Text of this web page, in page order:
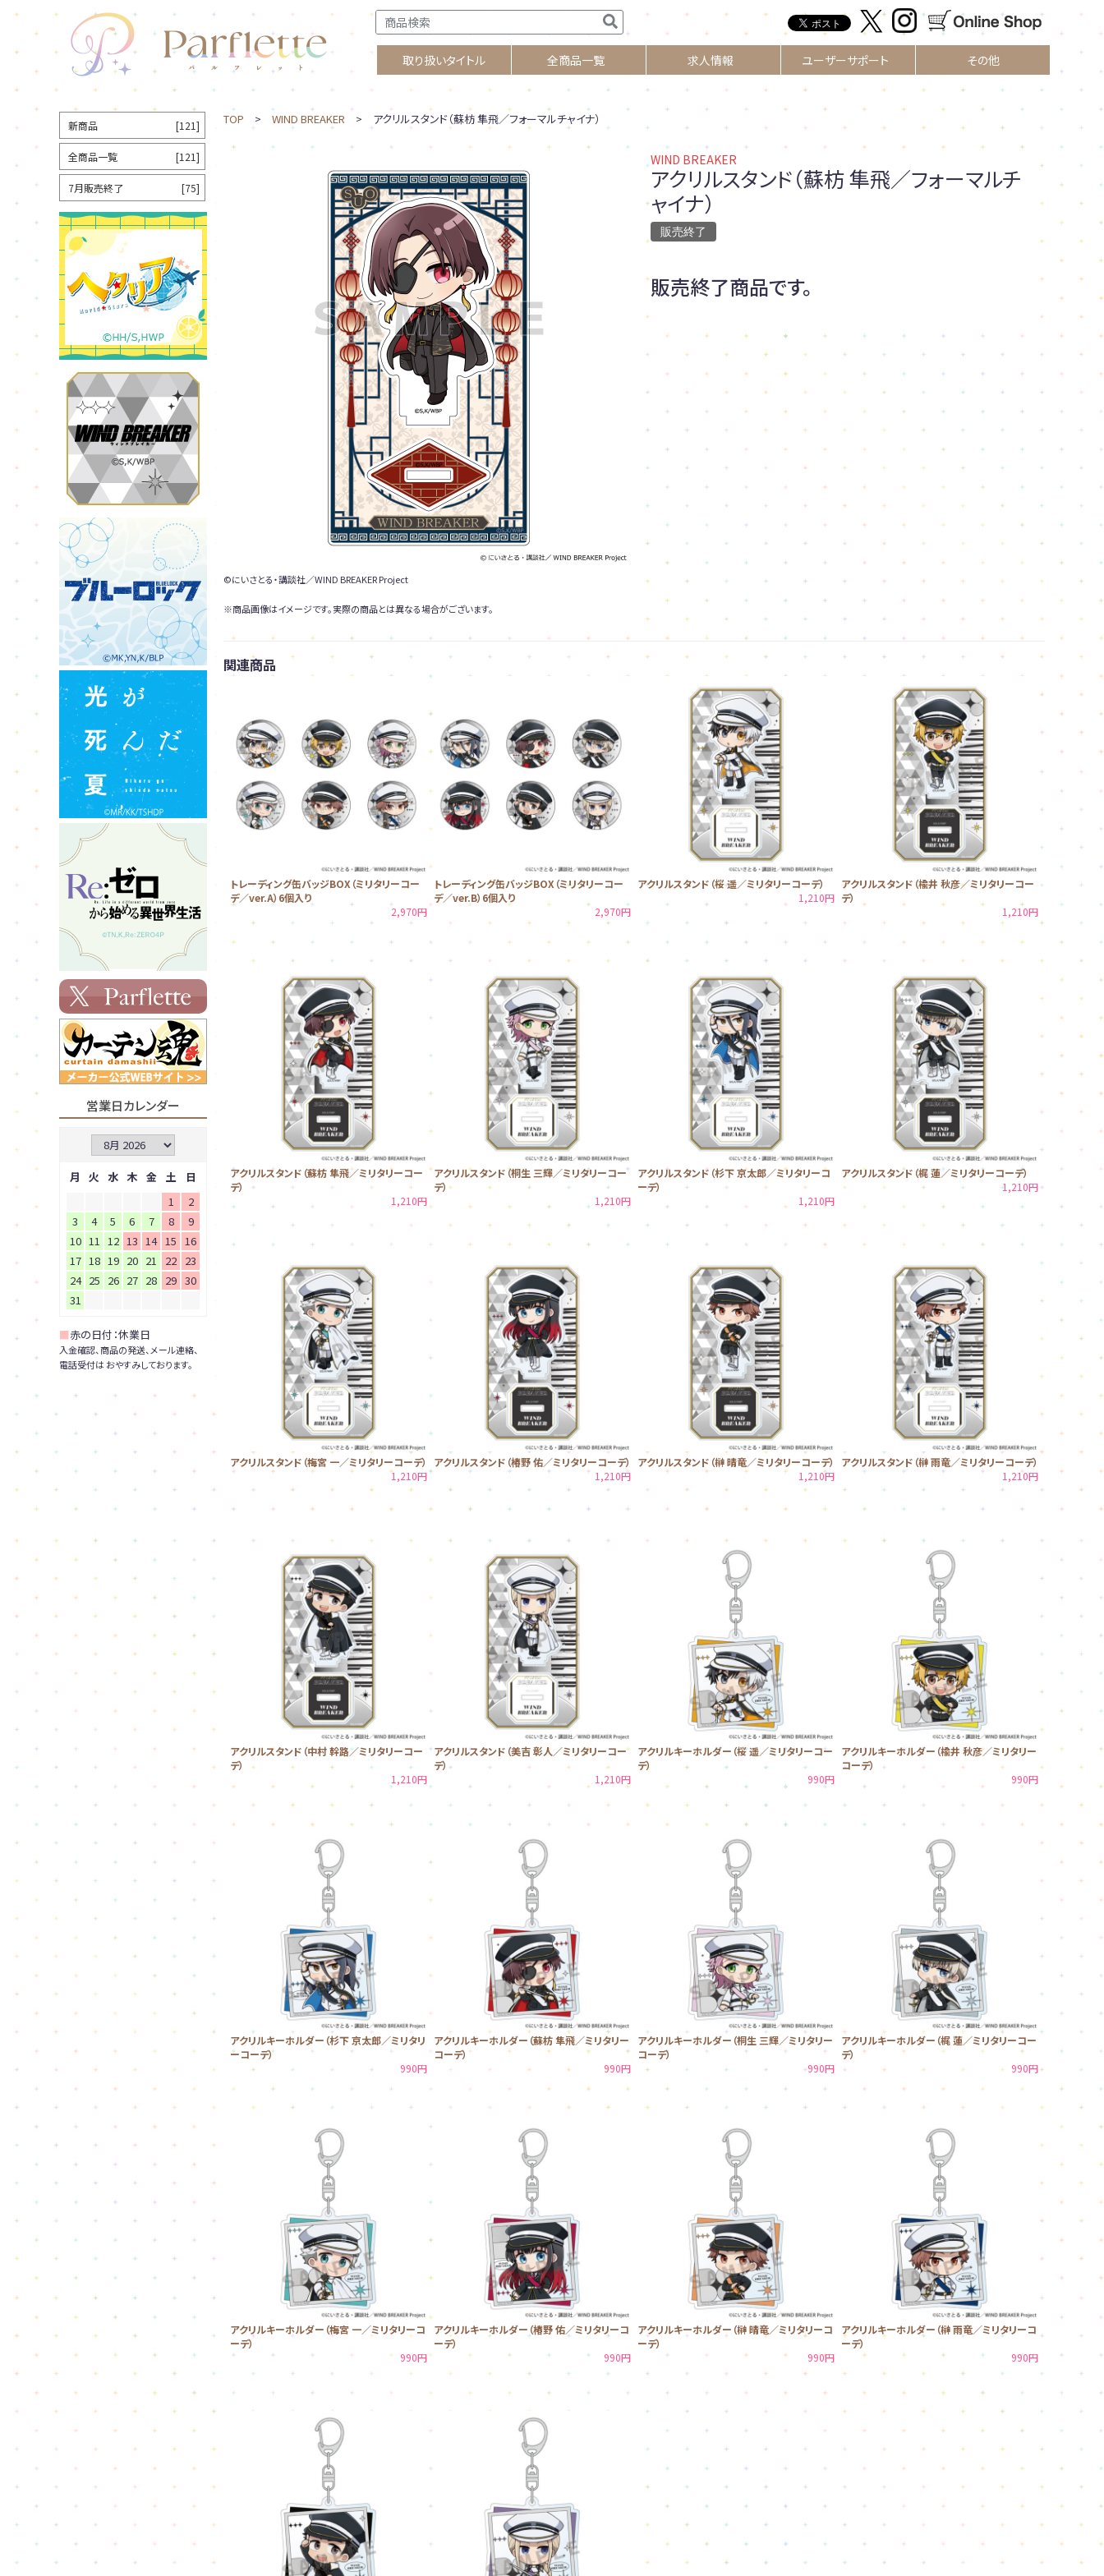
取り扱いタイトル 全商品一覧 求人情報 ユーザーサポート その他
TOP > WIND BREAKER > アクリルスタンド（蘇枋 隼飛／フォーマルチャイナ）
©にいさとる・講談社／WIND BREAKER Project
※商品画像はイメージです。実際の商品とは異なる場合がございます。
WIND BREAKER
アクリルスタンド（蘇枋 隼飛／フォーマルチ
ャイナ）
販売終了
販売終了商品です。
関連商品
トレーディング缶バッジBOX（ミリタリーコー
デ／ver.A）6個入り
2,970円
トレーディング缶バッジBOX（ミリタリーコー
デ／ver.B）6個入り
2,970円
アクリルスタンド（桜 遥／ミリタリーコーデ）
1,210円
アクリルスタンド（楡井 秋彦／ミリタリーコー
デ）
1,210円
アクリルスタンド（蘇枋 隼飛／ミリタリーコー
デ）
1,210円
アクリルスタンド（桐生 三輝／ミリタリーコー
デ）
1,210円
アクリルスタンド（杉下 京太郎／ミリタリーコ
ーデ）
1,210円
アクリルスタンド（梶 蓮／ミリタリーコーデ）
1,210円
アクリルスタンド（梅宮 一／ミリタリーコーデ）
1,210円
アクリルスタンド（椿野 佑／ミリタリーコーデ）
1,210円
アクリルスタンド（榊 晴竜／ミリタリーコーデ）
1,210円
アクリルスタンド（榊 雨竜／ミリタリーコーデ）
1,210円
アクリルスタンド（中村 幹路／ミリタリーコー
デ）
1,210円
アクリルスタンド（美吉 彰人／ミリタリーコー
デ）
1,210円
アクリルキーホルダー（桜 遥／ミリタリーコー
デ）
990円
アクリルキーホルダー（楡井 秋彦／ミリタリー
コーデ）
990円
アクリルキーホルダー（杉下 京太郎／ミリタリ
ーコーデ）
990円
アクリルキーホルダー（蘇枋 隼飛／ミリタリー
コーデ）
990円
アクリルキーホルダー（桐生 三輝／ミリタリー
コーデ）
990円
アクリルキーホルダー（梶 蓮／ミリタリーコー
デ）
990円
アクリルキーホルダー（梅宮 一／ミリタリーコ
ーデ）
990円
アクリルキーホルダー（椿野 佑／ミリタリーコ
ーデ）
990円
アクリルキーホルダー（榊 晴竜／ミリタリーコ
ーデ）
990円
アクリルキーホルダー（榊 雨竜／ミリタリーコ
ーデ）
990円
新商品 [121]
全商品一覧 [121]
7月販売終了 [75]
営業日カレンダー
月 火 水 木 金 土
日
1
2
3
4 5 6 7 8
9
10 11 12 13 14 15
16
17 18 19 20 21 22 23
24 25 26 27 28 29 30
31
■赤の日付：休業日
入金確認、商品の発送、メール連絡、
電話受付は おやすみしております。